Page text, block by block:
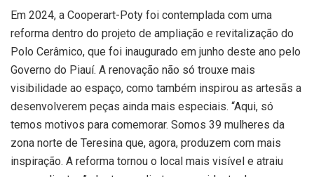
Em 2024, a Cooperart-Poty foi contemplada com uma
reforma dentro do projeto de ampliação e revitalização do
Polo Cerâmico, que foi inaugurado em junho deste ano pelo
Governo do Piauí. A renovação não só trouxe mais
visibilidade ao espaço, como também inspirou as artesãs a
desenvolverem peças ainda mais especiais. “Aqui, só
temos motivos para comemorar. Somos 39 mulheres da
zona norte de Teresina que, agora, produzem com mais
inspiração. A reforma tornou o local mais visível e atraiu